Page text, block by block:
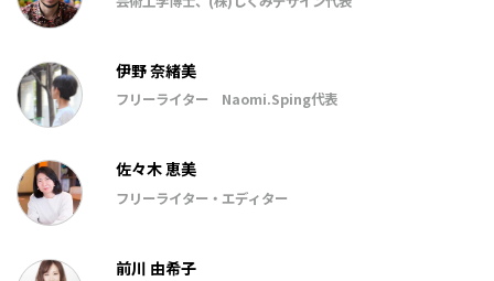
伊野 奈緒美
フリーライター Naomi.Sping代表
佐々木 恵美
フリーライター・エディター
前川 由希子